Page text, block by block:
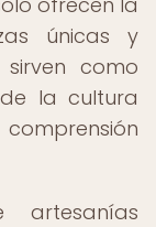
únicas y
como
la cultura